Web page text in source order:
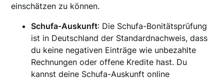
einschätzen zu können.
Schufa-Auskunft: Die Schufa-Bonitätsprüfung
ist in Deutschland der Standardnachweis, dass
du keine negativen Einträge wie unbezahlte
Rechnungen oder offene Kredite hast. Du
kannst deine Schufa-Auskunft online